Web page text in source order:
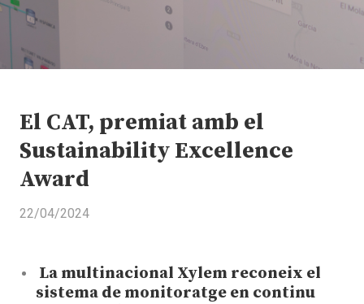
El CAT, premiat amb el
Sustainability Excellence
Award
22/04/2024
La multinacional Xylem reconeix el
sistema de monitoratge en continu